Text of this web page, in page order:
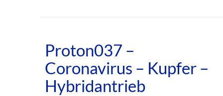
Proton037 –
Coronavirus – Kupfer –
Hybridantrieb